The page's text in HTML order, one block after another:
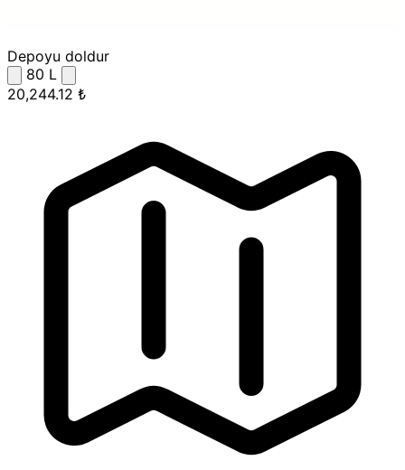
Depoyu doldur
80 L
20,244.12 ₺